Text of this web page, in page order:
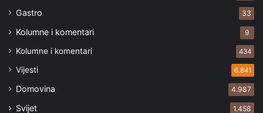
Gastro 33
Kolumne i komentari 9
Kolumne i komentari 434
Vijesti 6.841
Domovina 4.987
Svijet 1.458